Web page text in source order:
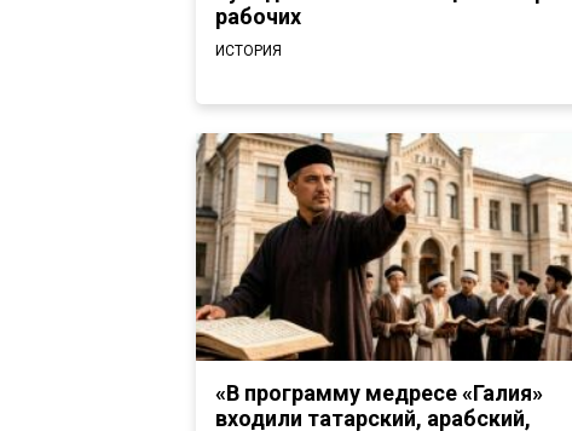
рабочих
ИСТОРИЯ
«В программу медресе «Галия»
входили татарский, арабский,